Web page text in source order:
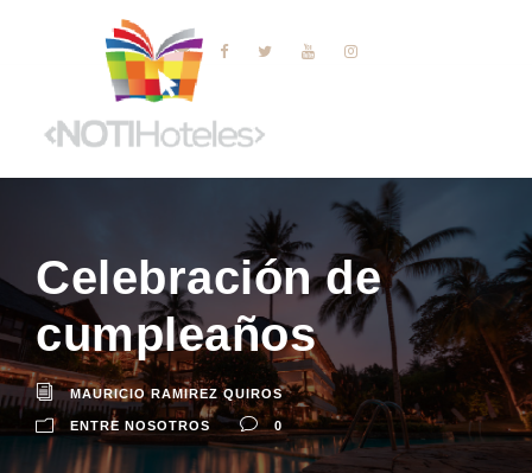
Celebración de
cumpleaños
MAURICIO RAMIREZ QUIROS
ENTRE NOSOTROS 0